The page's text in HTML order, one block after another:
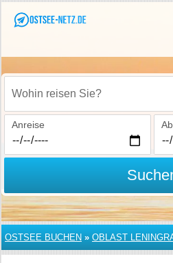
Wohin reisen Sie?
Anreise
OSTSEE BUCHEN » OBLAST